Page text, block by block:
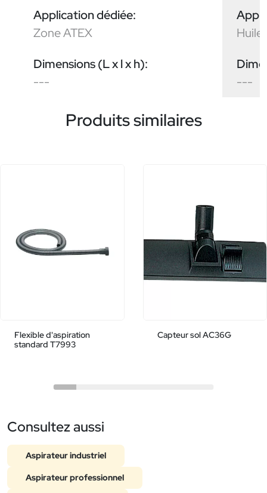
Application dédiée:
Zone ATEX
Dimensions (L x l x h):
---
---
Produits similaires
Flexible d'aspiration
standard T7993
Capteur sol AC36G
Consultez aussi
Aspirateur industriel
Aspirateur professionnel